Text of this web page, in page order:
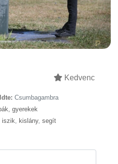
Kedvenc
Csumbagambra
gyerekek
iszik kislány, segít